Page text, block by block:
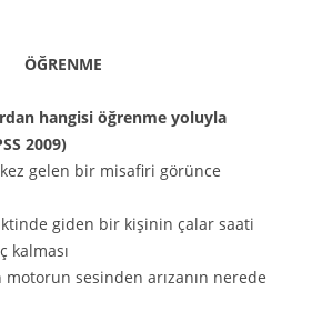
ÖĞRENME
hangisi öğrenme yoluyla
2009)
gelen bir misafiri görünce
giden bir kişinin çalar saati
kalması
sesinden arızanın nerede